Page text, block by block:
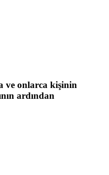
ve onlarca kişinin
ardından